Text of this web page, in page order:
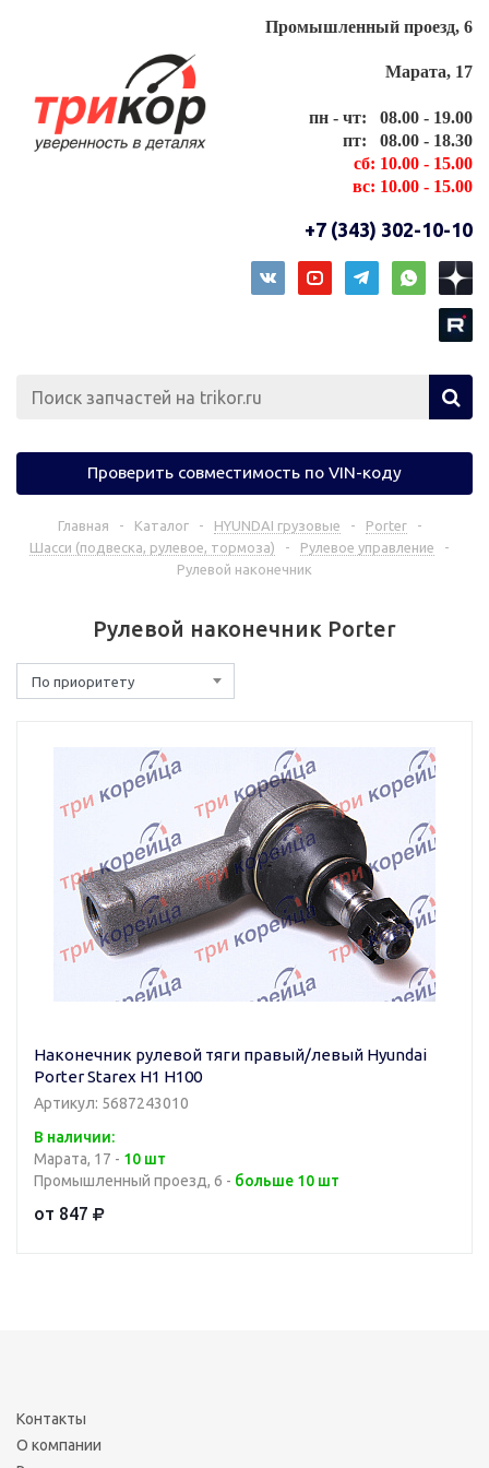
Промышленный проезд, 6
Марата, 17
пн - чт: 08.00 - 19.00
пт: 08.00 - 18.30
сб: 10.00 - 15.00
вс: 10.00 - 15.00
+7 (343) 302-10-10
Проверить совместимость по VIN-коду
Главная - Каталог - HYUNDAI грузовые - Porter
-
Шасси (подвеска, рулевое, тормоза)
- Рулевое управление
-
Рулевой наконечник
Рулевой наконечник Porter
По приоритету
Наконечник рулевой тяги правый/левый Hyundai
Porter Starex H1 H100
Артикул: 5687243010
В наличии:
Марата, 17 - 10 шт
Промышленный проезд, 6 - больше 10 шт
от 847
Контакты
О компании